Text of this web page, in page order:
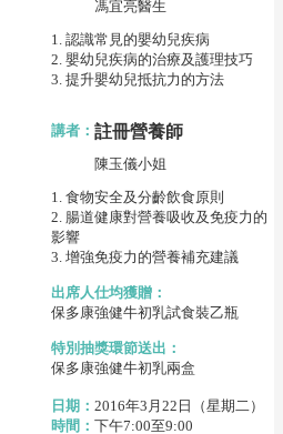
馮宜亮醫生
1. 認識常見的嬰幼兒疾病
2. 嬰幼兒疾病的治療及護理技巧
3. 提升嬰幼兒抵抗力的方法
講者： 註冊營養師
陳玉儀小姐
1. 食物安全及分齡飲食原則
2. 腸道健康對營養吸收及免疫力的
影響
3. 增強免疫力的營養補充建議
出席人仕均獲贈：
保多康強健牛初乳試食裝乙瓶
特別抽獎環節送出：
保多康強健牛初乳兩盒
日期： 2016年3月22日（星期二）
時間： 下午7:00至9:00